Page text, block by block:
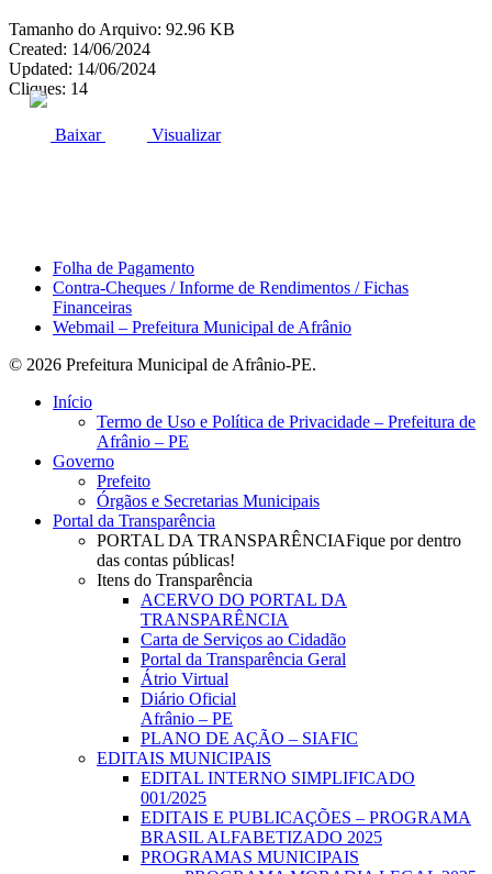
Tamanho do Arquivo: 92.96 KB
Created: 14/06/2024
Updated: 14/06/2024
Cliques: 14
Baixar Visualizar
Folha de Pagamento
Contra-Cheques / Informe de Rendimentos / Fichas
Financeiras
Webmail – Prefeitura Municipal de Afrânio
© 2026 Prefeitura Municipal de Afrânio-PE.
Close
Início
Termo de Uso e Política de Privacidade – Prefeitura de
Afrânio – PE
Governo
Prefeito
Órgãos e Secretarias Municipais
Portal da Transparência
PORTAL DA TRANSPARÊNCIAFique por dentro
das contas públicas!
Itens do Transparência
ACERVO DO PORTAL DA
TRANSPARÊNCIA
Carta de Serviços ao Cidadão
Portal da Transparência Geral
Átrio Virtual
Diário Oficial
Afrânio – PE
PLANO DE AÇÃO – SIAFIC
EDITAIS MUNICIPAIS
EDITAL INTERNO SIMPLIFICADO
001/2025
EDITAIS E PUBLICAÇÕES – PROGRAMA
BRASIL ALFABETIZADO 2025
PROGRAMAS MUNICIPAIS